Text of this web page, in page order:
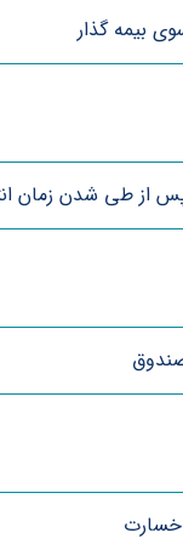
بیمه گذار
از طی شدن زمان